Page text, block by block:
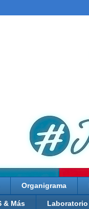
Organigrama
& Más Laboratorio